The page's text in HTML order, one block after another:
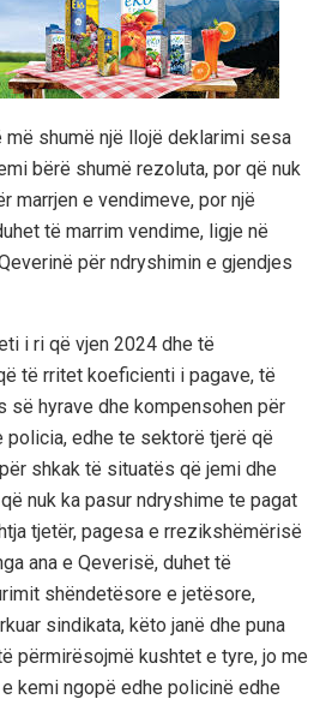
më shumë një llojë deklarimi sesa
bërë shumë rezoluta, por që nuk
marrjen e vendimeve, por një
të marrim vendime, ligje në
për ndryshimin e gjendjes
i ri që vjen 2024 dhe të
të rritet koeficienti i pagave, të
së hyrave dhe kompensohen për
policia, edhe te sektorë tjerë që
shkak të situatës që jemi dhe
nuk ka pasur ndryshime te pagat
tjetër, pagesa e rrezikshëmërisë
ana e Qeverisë, duhet të
shëndetësore e jetësore,
sindikata, këto janë dhe puna
përmirësojmë kushtet e tyre, jo me
kemi ngopë edhe policinë edhe